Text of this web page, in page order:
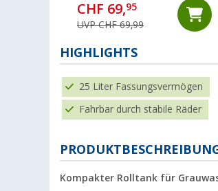
CHF 69,95
UVP CHF 69,99
HIGHLIGHTS
25 Liter Fassungsvermögen
Fahrbar durch stabile Räder
Kompakter Rolltank für